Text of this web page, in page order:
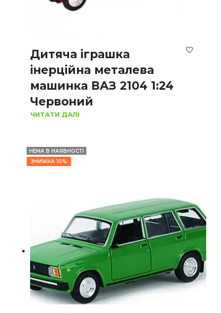
Дитяча іграшка
інерційна металева
машинка ВАЗ 2104 1:24
Червоний
ЧИТАТИ ДАЛІ
НЕМА В НАЯВНОСТІ
ЗНИЖКА 10%